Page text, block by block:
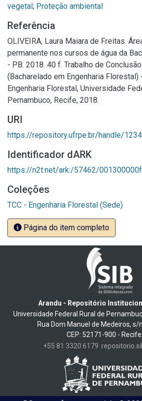
vegetal; Proteção ambiental
Referência
OLIVEIRA, Laura Maiara de Freitas.
permanente nos cursos de água da
- PB. 2018. 40 f. Trabalho de
(Bacharelado em Engenharia
Engenharia Florestal, Universidade
Pernambuco, Recife, 2018.
URI
https://repository.ufrpe.br/handle/
Identificador dARK
https://n2t.net/ark:/57462/
Coleções
TCC - Engenharia Florestal (Sede)
Página do item completo
Arandu - Repositório
Universidade Federal Rural de
Rua Dom Manuel de Medeiros, s/
CEP: 52171-900 -
+55 81 3320 6179